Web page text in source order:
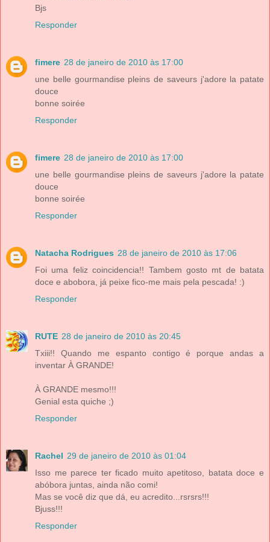
Bjs
Responder
fimere 28 de janeiro de 2010 às 17:00
une belle gourmandise pleins de saveurs j'adore la patate
douce
bonne soirée
Responder
fimere 28 de janeiro de 2010 às 17:00
une belle gourmandise pleins de saveurs j'adore la patate
douce
bonne soirée
Responder
Natacha Rodrigues 28 de janeiro de 2010 às 17:06
Foi uma feliz coincidencia!! Tambem gosto mt de batata
doce e abobora, já peixe fico-me mais pela pescada! :)
Responder
RUTE 28 de janeiro de 2010 às 20:45
Txiii!! Quando me espanto contigo é porque andas a
inventar À GRANDE!
À GRANDE mesmo!!!
Genial esta quiche ;)
Responder
Rachel 29 de janeiro de 2010 às 01:04
Isso me parece ter ficado muito apetitoso, batata doce e
abóbora juntas, ainda não comi!
Mas se você diz que dá, eu acredito...rsrsrs!!!
Bjuss!!!
Responder